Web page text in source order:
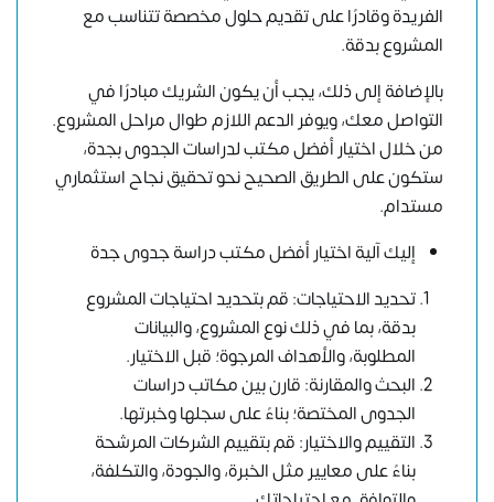
الفريدة وقادرًا على تقديم حلول مخصصة تتناسب مع
المشروع بدقة.
بالإضافة إلى ذلك، يجب أن يكون الشريك مبادرًا في
التواصل معك، ويوفر الدعم اللازم طوال مراحل المشروع.
من خلال اختيار أفضل مكتب لدراسات الجدوى بجدة،
ستكون على الطريق الصحيح نحو تحقيق نجاح استثماري
مستدام.
إليك آلية اختيار أفضل مكتب دراسة جدوى جدة
تحديد الاحتياجات: قم بتحديد احتياجات المشروع
بدقة، بما في ذلك نوع المشروع، والبيانات
المطلوبة، والأهداف المرجوة؛ قبل الاختيار.
البحث والمقارنة: قارن بين مكاتب دراسات
الجدوى المختصة؛ بناءً على سجلها وخبرتها.
التقييم والاختيار: قم بتقييم الشركات المرشحة
بناءً على معايير مثل الخبرة، والجودة، والتكلفة،